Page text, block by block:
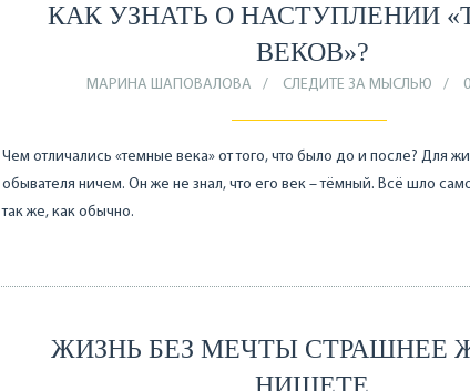
КАК УЗНАТЬ О НАСТУПЛЕНИИ
ВЕКОВ»?
МАРИНА ШАПОВАЛОВА СЛЕДИТЕ ЗА МЫСЛЬЮ
Чем отличались «темные века» от того, что было до и после? Для
обывателя ничем. Он же не знал, что его век – тёмный. Всё шло
так же, как обычно.
ЖИЗНЬ БЕЗ МЕЧТЫ СТРАШНЕЕ